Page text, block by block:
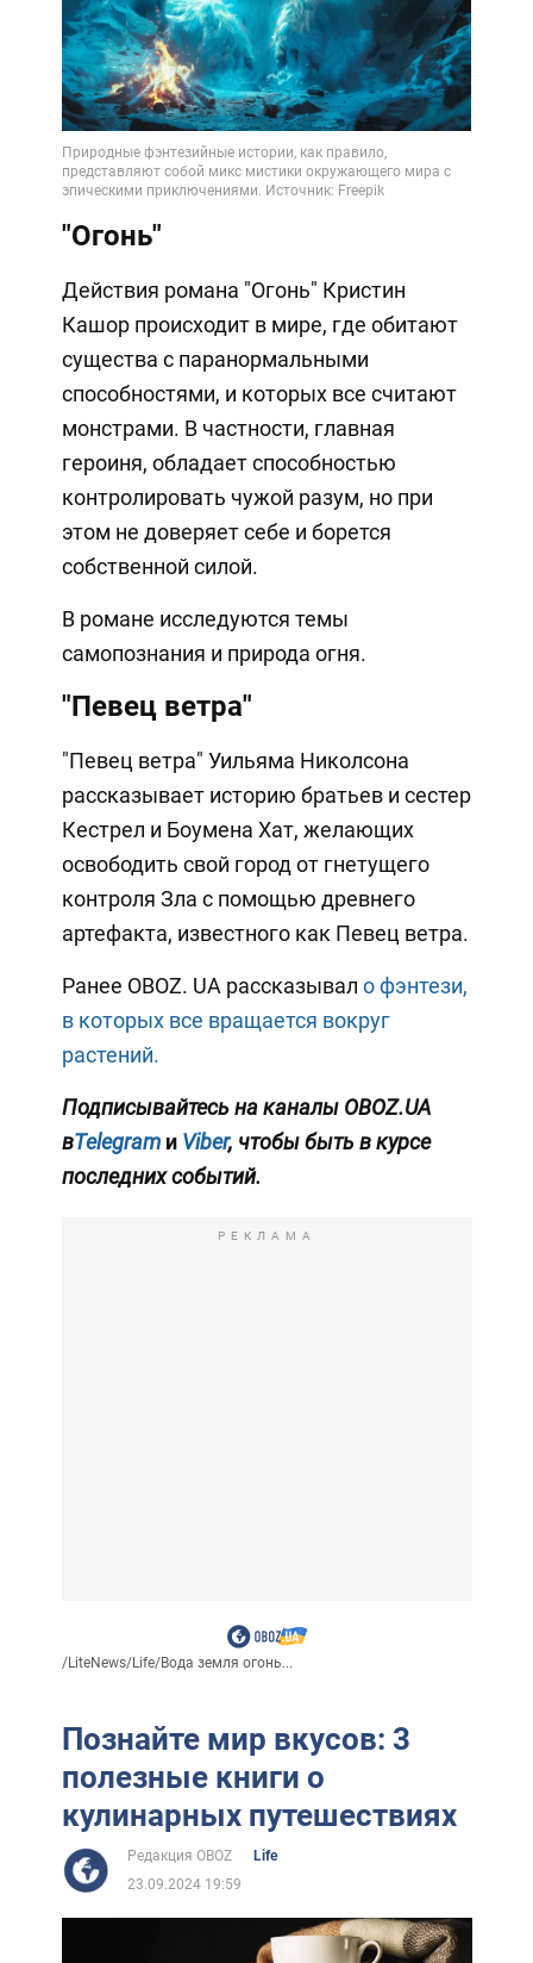
"Огонь"
Действия романа "Огонь" Кристин
Кашор происходит в мире, где обитают
существа с паранормальными
способностями, и которых все считают
монстрами. В частности, главная
героиня, обладает способностью
контролировать чужой разум, но при
этом не доверяет себе и борется
собственной силой.
В романе исследуются темы
самопознания и природа огня.
"Певец ветра"
"Певец ветра" Уильяма Николсона
рассказывает историю братьев и сестер
Кестрел и Боумена Хат, желающих
освободить свой город от гнетущего
контроля Зла с помощью древнего
артефакта, известного как Певец ветра.
Ранее OBOZ. UA рассказывал о фэнтези,
в которых все вращается вокруг
растений.
Подписывайтесь на каналы OBOZ.UA
вTelegramи Viber, чтобы быть в курсе
последних событий.
РЕКЛАМА
/LiteNews/Life/Вода земля огонь...
Познайте мир вкусов: 3
полезные книги о
кулинарных путешествиях
Редакция OBOZ
Life
23.09.2024 19:59